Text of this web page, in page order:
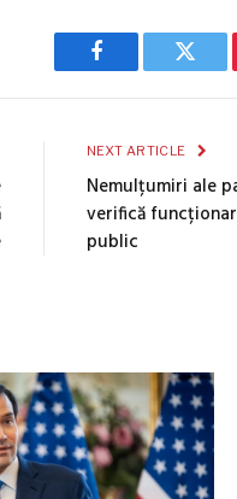
Facebook
NEXT ARTICLE
Nemulțumiri ale
verifică
public